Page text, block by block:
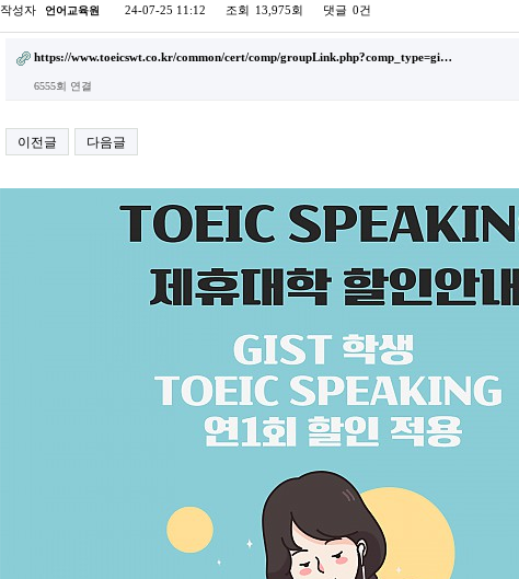
작성자 언어교육원 24-07-25 11:12 조회 13,975회 댓글 0건
https://www.toeicswt.co.kr/common/cert/comp/groupLink.php?comp_type=gi…
6555회 연결
이전글 다음글